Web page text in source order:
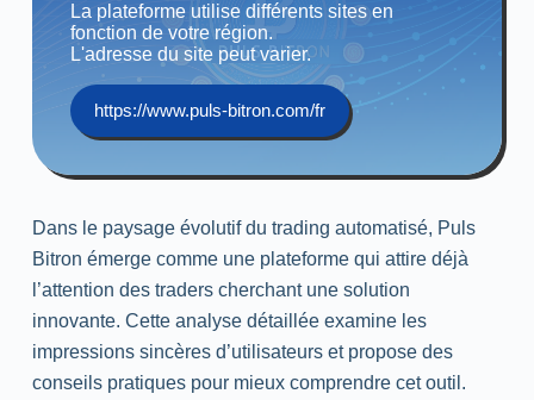
La plateforme utilise différents sites en
fonction de votre région.
L'adresse du site peut varier.
https://www.puls-bitron.com/fr
Dans le paysage évolutif du trading automatisé, Puls
Bitron émerge comme une plateforme qui attire déjà
l’attention des traders cherchant une solution
innovante. Cette analyse détaillée examine les
impressions sincères d’utilisateurs et propose des
conseils pratiques pour mieux comprendre cet outil.